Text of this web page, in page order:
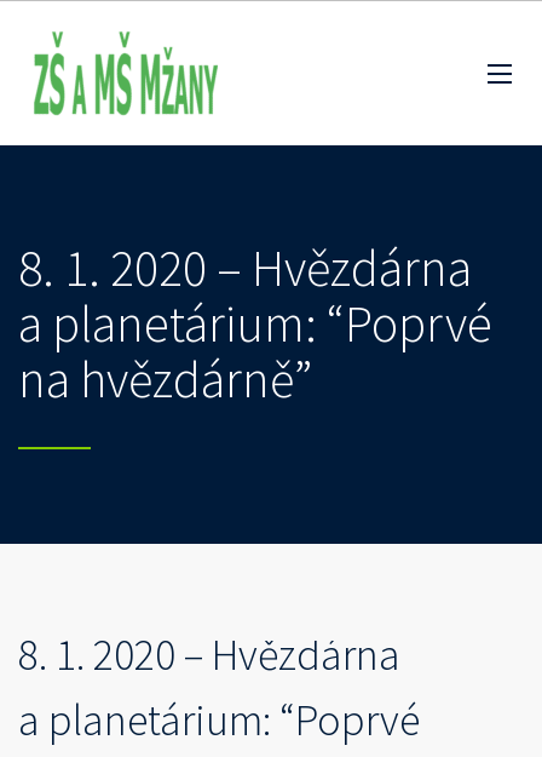
8. 1. 2020 – Hvězdárna
a planetárium: “Poprvé
na hvězdárně”
8. 1. 2020 – Hvězdárna
a planetárium: “Poprvé